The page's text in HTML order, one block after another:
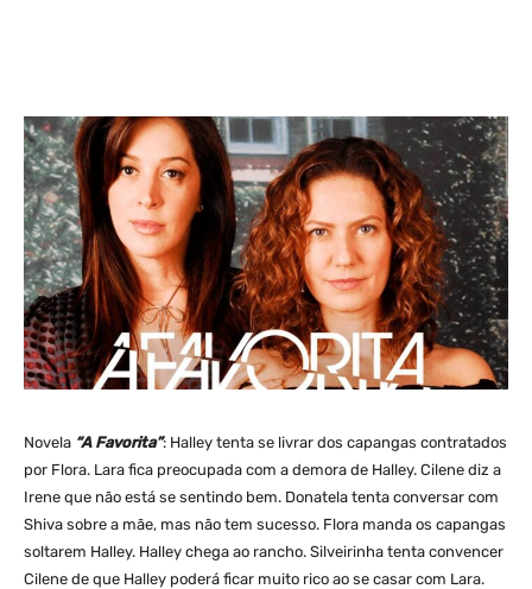
Novela “A Favorita”: Halley tenta se livrar dos capangas contratados
por Flora. Lara fica preocupada com a demora de Halley. Cilene diz a
Irene que não está se sentindo bem. Donatela tenta conversar com
Shiva sobre a mãe, mas não tem sucesso. Flora manda os capangas
soltarem Halley. Halley chega ao rancho. Silveirinha tenta convencer
Cilene de que Halley poderá ficar muito rico ao se casar com Lara.